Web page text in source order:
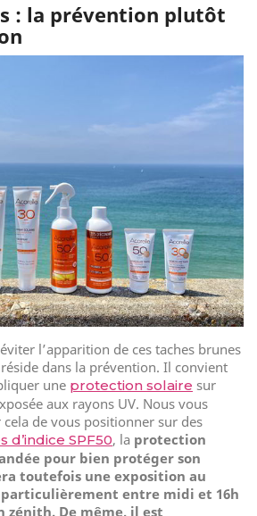
: la prévention plutôt
l’apparition de ces taches brunes
dans la prévention. Il convient
une protection solaire sur
aux rayons UV. Nous vous
de vous positionner sur des
d’indice SPF50, la protection
pour bien protéger son
toutefois une exposition au
entre midi et 16h
zénith. De même, il est